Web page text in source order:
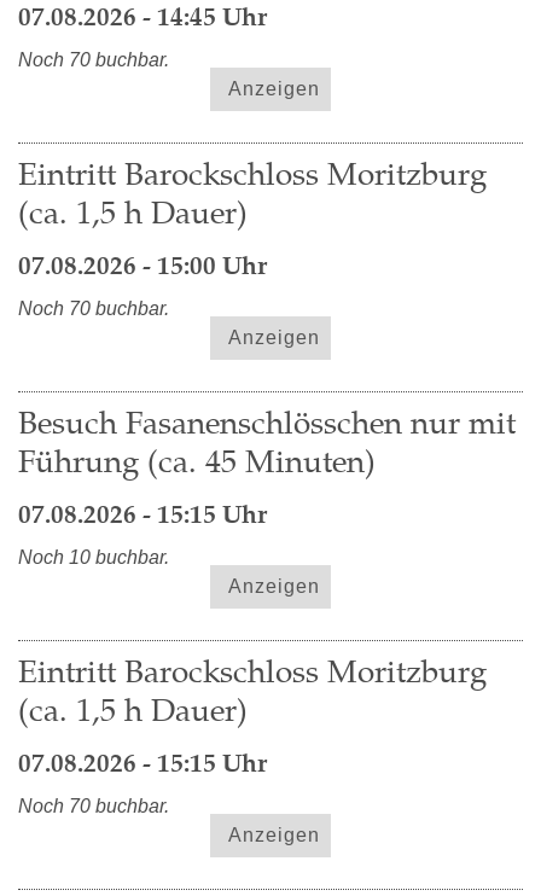
07.08.2026 - 14:45 Uhr
Noch 70 buchbar.
Anzeigen
Eintritt Barockschloss Moritzburg
(ca. 1,5 h Dauer)
07.08.2026 - 15:00 Uhr
Noch 70 buchbar.
Anzeigen
Besuch Fasanenschlösschen nur mit
Führung (ca. 45 Minuten)
07.08.2026 - 15:15 Uhr
Noch 10 buchbar.
Anzeigen
Eintritt Barockschloss Moritzburg
(ca. 1,5 h Dauer)
07.08.2026 - 15:15 Uhr
Noch 70 buchbar.
Anzeigen